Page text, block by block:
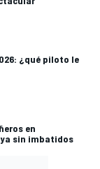
¿qué piloto le
en
ya sin imbatidos